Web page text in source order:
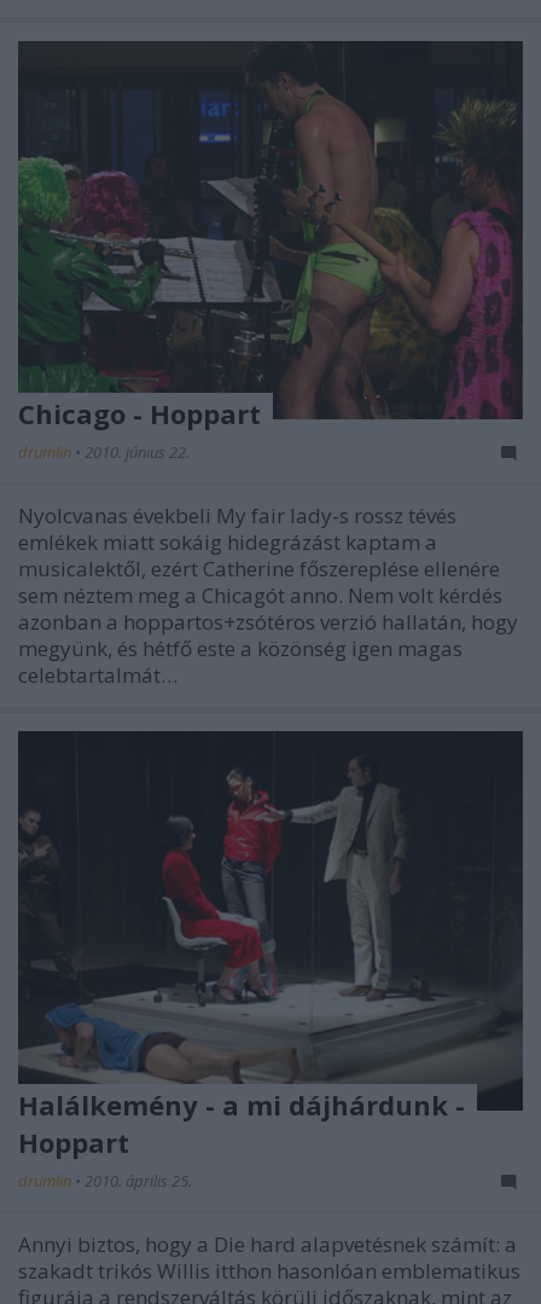
Chicago - Hoppart
drumlin • 2010. június 22.
Nyolcvanas évekbeli My fair lady-s rossz tévés
emlékek miatt sokáig hidegrázást kaptam a
musicalektől, ezért Catherine főszereplése ellenére
sem néztem meg a Chicagót anno. Nem volt kérdés
azonban a hoppartos+zsótéros verzió hallatán, hogy
megyünk, és hétfő este a közönség igen magas
celebtartalmát…
Halálkemény - a mi dájhárdunk -
Hoppart
drumlin • 2010. április 25.
Annyi biztos, hogy a Die hard alapvetésnek számít: a
szakadt trikós Willis itthon hasonlóan emblematikus
figurája a rendszerváltás körüli időszaknak, mint az